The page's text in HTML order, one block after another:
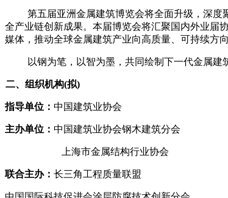
第五届亚洲金属建筑博览会将全面升级，深
全产业链创新成果。 本届博览会将汇聚国内外业届
媒体， 推动全球金属建筑产业向高质量、可持续方向
以钢为笔，以智为墨，共同绘制下一代金属建
二、组织机构(拟)
指导单位： 中国建筑业协会
主办单位： 中国建筑业协会钢木建筑分会
上海市金属结构行业协会
联合主办： 长三角工程质量联盟